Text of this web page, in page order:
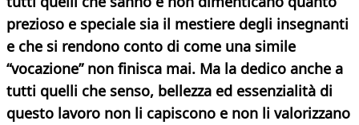
prezioso e speciale sia il mestiere degli insegnanti
e che si rendono conto di come una simile
“vocazione” non finisca mai. Ma la dedico anche a
tutti quelli che senso, bellezza ed essenzialità di
questo lavoro non li capiscono e non li valorizzano